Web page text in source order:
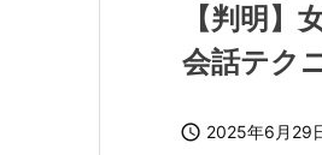
【判明
会話テク
 2025年6月29